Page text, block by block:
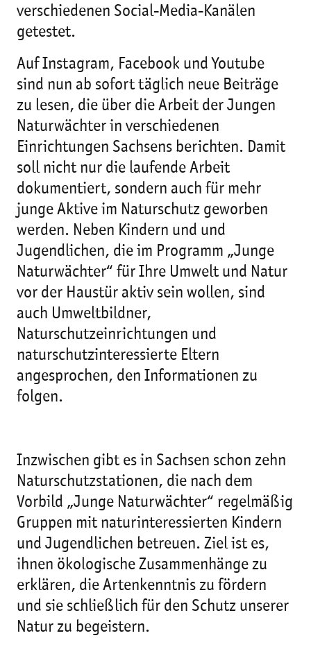
verschiedenen Social-Media-Kanälen
getestet.
Auf Instagram, Facebook und Youtube
sind nun ab sofort täglich neue Beiträge
zu lesen, die über die Arbeit der Jungen
Naturwächter in verschiedenen
Einrichtungen Sachsens berichten. Damit
soll nicht nur die laufende Arbeit
dokumentiert, sondern auch für mehr
junge Aktive im Naturschutz geworben
werden. Neben Kindern und und
Jugendlichen, die im Programm „Junge
Naturwächter“ für Ihre Umwelt und Natur
vor der Haustür aktiv sein wollen, sind
auch Umweltbildner,
Naturschutzeinrichtungen und
naturschutzinteressierte Eltern
angesprochen, den Informationen zu
folgen.
Inzwischen gibt es in Sachsen schon zehn
Naturschutzstationen, die nach dem
Vorbild „Junge Naturwächter“ regelmäßig
Gruppen mit naturinteressierten Kindern
und Jugendlichen betreuen. Ziel ist es,
ihnen ökologische Zusammenhänge zu
erklären, die Artenkenntnis zu fördern
und sie schließlich für den Schutz unserer
Natur zu begeistern.